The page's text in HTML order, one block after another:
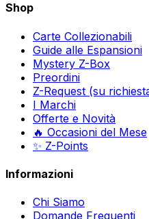
Shop
Carte Collezionabili
Guide alle Espansioni
Mystery Z-Box
Preordini
Z-Request (su
I Marchi
Offerte e Novità
🔥 Occasioni del Mese
✨ Z-Points
Informazioni
Chi Siamo
Domande Frequenti